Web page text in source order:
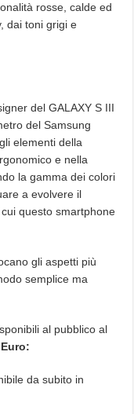
rosse, calde ed
dai toni grigi e
del GALAXY S III
del Samsung
elementi della
e nella
la gamma dei colori
a evolvere il
questo smartphone
gli aspetti più
semplice ma
al pubblico al
da subito in